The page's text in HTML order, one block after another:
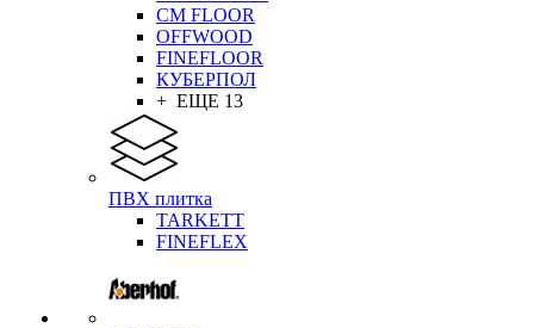
CM FLOOR
OFFWOOD
FINEFLOOR
КУБЕРПОЛ
+ ЕЩЕ 13
ПВХ плитка
TARKETT
FINEFLEX